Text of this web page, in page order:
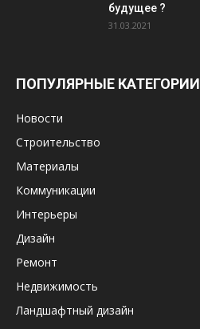
будущее ?
31.03.2021
ПОПУЛЯРНЫЕ КАТЕГОРИИ
Новости
Строительство
Материалы
Коммуникации
Интерьеры
Дизайн
Ремонт
Недвижимость
Ландшафтный дизайн